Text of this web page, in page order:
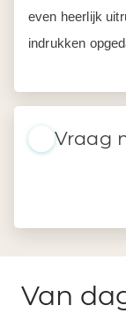
even heerlijk
indrukken
Vraag
Van